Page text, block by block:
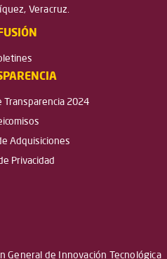
Veracruz.
Transparencia 2024
Adquisiciones
Privacidad
General de Innovación Tecnológica